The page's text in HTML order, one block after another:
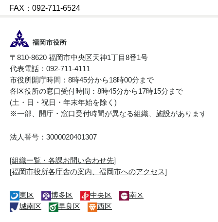
FAX：092-711-6524
〒810-8620 福岡市中央区天神1丁目8番1号
代表電話：092-711-4111
市役所開庁時間：8時45分から18時00分まで
各区役所の窓口受付時間：8時45分から17時15分まで
(土・日・祝日・年末年始を除く)
※一部、開庁・窓口受付時間が異なる組織、施設があります
法人番号：3000020401307
[組織一覧・各課お問い合わせ先]
[福岡市役所各庁舎の案内、福岡市へのアクセス]
東区 博多区 中央区
南区
城南区
早良区 西区